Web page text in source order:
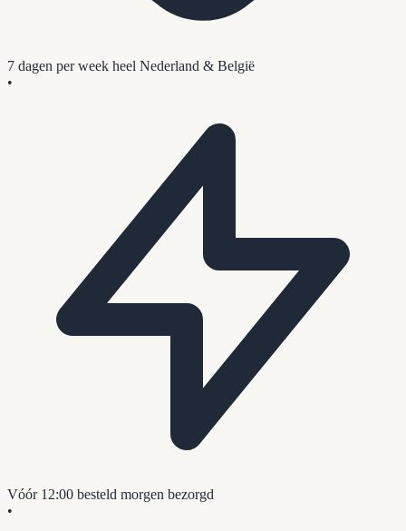
7 dagen per week heel Nederland & België
•
Vóór 12:00 besteld morgen bezorgd
•